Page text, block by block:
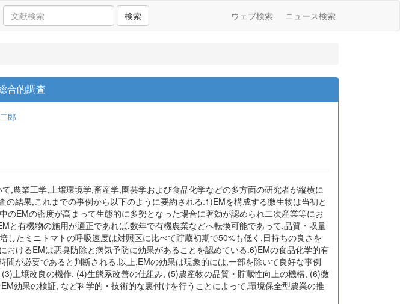
検索 ウェブ検索 ニュース検索
合的調査
郎
,農業工学,土壌環境学,畜産学,園芸学および食品化学などの多方面の研究者が縦横に
結果,これまでの事例から以下のように要約される.1)EMを構成する微生物は当初と
EMの密度が高まって生態的に多勢となった場合に著効が認められ二次産業等にお
と有機物の施用が適正であれば,数年で有機農業などへ転換可能であって,品質・収量
たミニトマトの呼吸速度は対照区に比べて貯蔵初期で50%も低く,日持ちの良さを
けるEMは悪臭防除と病気予防に効果があることを認めている.6)EMの食品化学的有
が必要であると判断される.以上,EMの効果は現象的には,一部を除いて良好な事例
土壌改良の機作, (4)生態系改善の仕組み, (5)農産物の品質・貯蔵性向上の機構, (6)微
効果の検証, など科学的・技術的な裏付けを行うことによって,環境保全型農業の推